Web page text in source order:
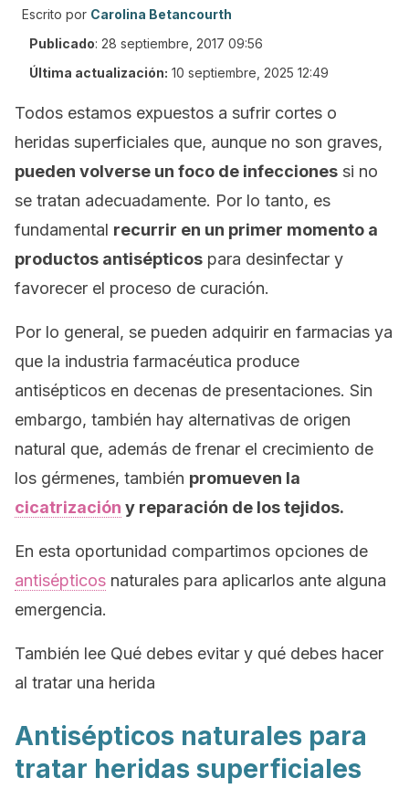
Escrito por Carolina Betancourth
Publicado: 28 septiembre, 2017 09:56
Última actualización: 10 septiembre, 2025 12:49
Todos estamos expuestos a sufrir cortes o
heridas superficiales que, aunque no son graves,
pueden volverse un foco de infecciones si no
se tratan adecuadamente. Por lo tanto, es
fundamental recurrir en un primer momento a
productos antisépticos para desinfectar y
favorecer el proceso de curación.
Por lo general, se pueden adquirir en farmacias ya
que la industria farmacéutica produce
antisépticos en decenas de presentaciones. Sin
embargo, también hay alternativas de origen
natural que, además de frenar el crecimiento de
los gérmenes, también promueven la
cicatrización y reparación de los tejidos.
En esta oportunidad compartimos opciones de
antisépticos naturales para aplicarlos ante alguna
emergencia.
También lee Qué debes evitar y qué debes hacer
al tratar una herida
Antisépticos naturales para
tratar heridas superficiales